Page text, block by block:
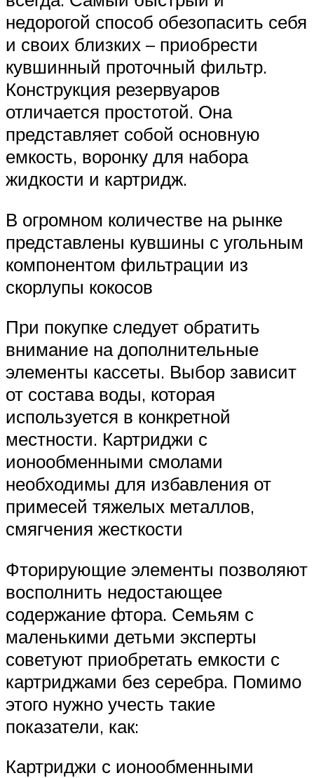
недорогой способ обезопасить себя
и своих близких – приобрести
кувшинный проточный фильтр.
Конструкция резервуаров
отличается простотой. Она
представляет собой основную
емкость, воронку для набора
жидкости и картридж.
В огромном количестве на рынке
представлены кувшины с угольным
компонентом фильтрации из
скорлупы кокосов
При покупке следует обратить
внимание на дополнительные
элементы кассеты. Выбор зависит
от состава воды, которая
используется в конкретной
местности. Картриджи с
ионообменными смолами
необходимы для избавления от
примесей тяжелых металлов,
смягчения жесткости
Фторирующие элементы позволяют
восполнить недостающее
содержание фтора. Семьям с
маленькими детьми эксперты
советуют приобретать емкости с
картриджами без серебра. Помимо
этого нужно учесть такие
показатели, как:
Картриджи с ионообменными